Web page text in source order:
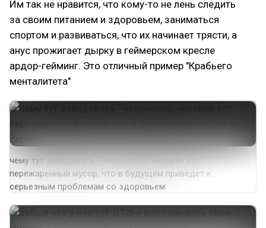
Им так не нравится, что кому-то не лень следить
за своим питанием и здоровьем, заниматься
спортом и развиваться, что их начинает трясти, а
анус прожигает дырку в геймерском кресле
ардор-гейминг. Это отличный пример "Крабьего
менталитета"
чему тут завидовать - непонятно, человек ест
пережаренный мусор, что в будущем приведет к
серьезным проблемам со здоровьем.